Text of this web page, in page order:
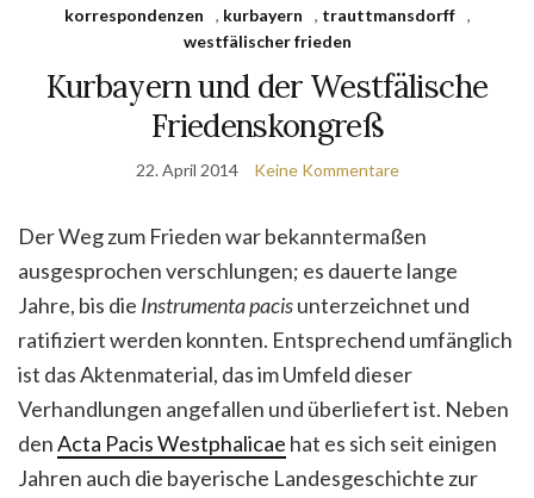
korrespondenzen
, kurbayern , trauttmansdorff
,
westfälischer frieden
Kurbayern und der Westfälische
Friedenskongreß
22. April 2014 Keine Kommentare
Der Weg zum Frieden war bekanntermaßen
ausgesprochen verschlungen; es dauerte lange
Jahre, bis die Instrumenta pacisunterzeichnet und
ratifiziert werden konnten. Entsprechend umfänglich
ist das Aktenmaterial, das im Umfeld dieser
Verhandlungen angefallen und überliefert ist. Neben
denActa Pacis Westphalicae hat es sich seit einigen
Jahren auch die bayerische Landesgeschichte zur